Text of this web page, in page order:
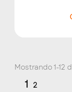
Mostrando 1-12
1 2